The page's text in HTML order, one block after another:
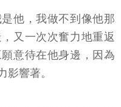
他，我做不到像他那
又一次次奮力地重返
意待在他身邊，因為
影響著。